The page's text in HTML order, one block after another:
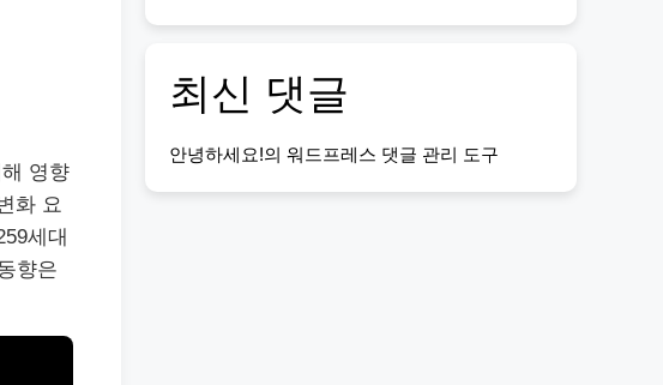
영향
화 요
세대
향은
최신 댓글
안녕하세요!의 워드프레스 댓글 관리 도구